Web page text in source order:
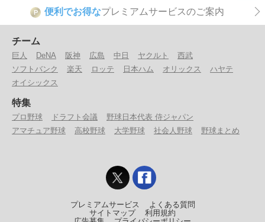
P 便利でお得なプレミアムサービスのご案内
チーム
巨人 DeNA 阪神 広島 中日 ヤクルト
西武
ソフトバンク
楽天 ロッテ 日本ハム オリックス
ハヤテ
オイシックス
特集
プロ野球 ドラフト会議
野球日本代表 侍ジャパン
アマチュア野球
高校野球 大学野球 社会人野球 野球まとめ
プレミアムサービス
よくある質問
サイトマップ
利用規約